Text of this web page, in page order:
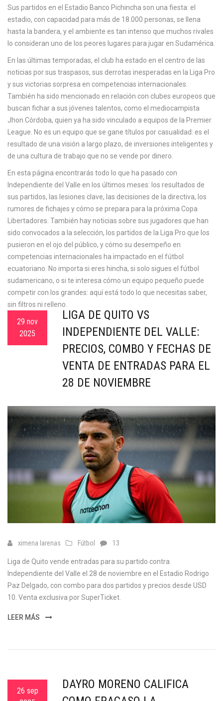
Sus partidos en el Estadio Banco Pichincha son una fiesta: el
estadio, con capacidad para más de 18.000 personas, se llena
hasta la bandera, y el ambiente es tan intenso que muchos rivales
lo consideran uno de los peores lugares para jugar en Sudamérica.
En las últimas temporadas, el club ha estado en el centro de las
noticias por sus traspasos, sus derrotas inesperadas en la Liga Pro
y sus victorias sorpresa en competencias internacionales.
También ha sido mencionado en relación con clubes europeos que
buscan fichar a sus jóvenes talentos, como el mediocampista
Jhon Córdoba, quien ya ha sido vinculado a equipos de la Premier
League. No es un equipo que se gane títulos por casualidad: es el
resultado de una visión a largo plazo, de inversiones inteligentes y
de una cultura de trabajo que no se vende por dinero.
En esta página encontrarás todo lo que ha pasado con
Independiente del Valle en los últimos meses: los resultados de
sus partidos, las lesiones clave, las decisiones de la directiva, los
rumores de fichajes y cómo se prepara para la próxima Copa
Libertadores. También hay noticias sobre sus jugadores que han
sido convocados a la selección, los partidos de la Liga Pro que los
pusieron en el ojo del público, y cómo su desempeño en
competencias internacionales ha impactado en el fútbol
ecuatoriano. No importa si eres hincha, si solo sigues el fútbol
sudamericano, o si te interesa cómo un equipo pequeño puede
competir con los grandes: aquí está todo lo que necesitas saber,
sin filtros ni relleno.
29 nov
2025
LIGA DE QUITO VS
INDEPENDIENTE DEL VALLE:
PRECIOS, COMBO Y FECHAS DE
VENTA DE ENTRADAS PARA EL
28 DE NOVIEMBRE
ximena larenas Fútbol 13
Liga de Quito vende entradas para su partido contra
Independiente del Valle el 28 de noviembre en el Estadio Rodrigo
Paz Delgado, con combo para dos partidos y precios desde USD
10. Venta exclusiva por SuperTicket.
LEER MÁS
26 sep
DAYRO MORENO CALIFICA